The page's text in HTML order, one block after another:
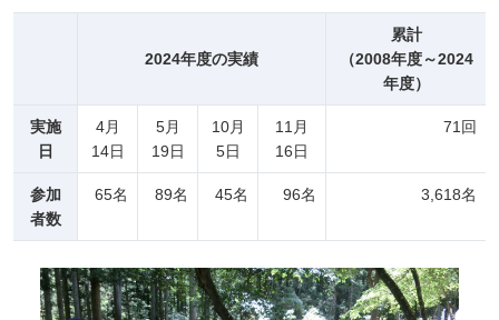
2024年度の実績
累計
（2008年度～2024
年度）
実施
日
4月
14日
5月
19日
10月
5日
11月
16日
71回
参加
者数
65名 89名 45名 96名 3,618名